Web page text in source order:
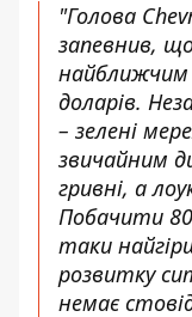
"Голова
запевнив,
доларів.
– зелені
звичайним
гривні, а
Побачити
таки
розвитку
немає